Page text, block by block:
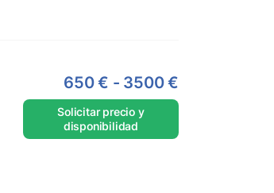
650 € - 3500 €
Solicitar precio y
disponibilidad